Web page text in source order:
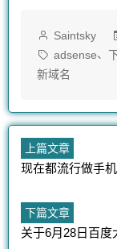
作
者：
Saintsky
标
签：
adsense、
新域名
文
导
上篇文章
篇
现在都流行做手机
下篇文章
篇
关于6月28日百度